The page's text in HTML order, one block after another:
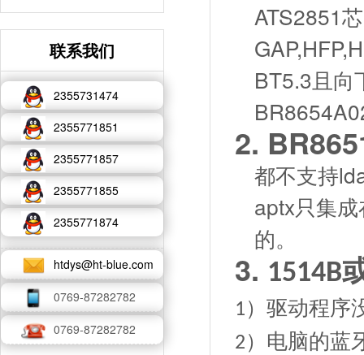
联系我们
2355731474
2355771851
2355771857
2355771855
2355771874
htdys@ht-blue.com
0769-87282782
0769-87282782
ATS2851
BT5.3且向
2.
都不支持
aptx只集
的。
3. 1514B
1）驱动程序
2）电脑的蓝